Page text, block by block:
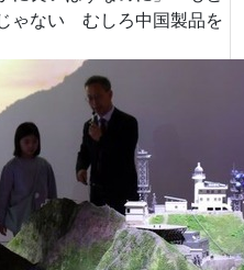
ゃない むしろ中国製品を